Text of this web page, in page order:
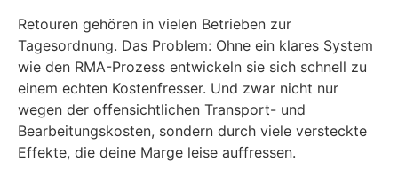
Retouren gehören in vielen Betrieben zur
Tagesordnung. Das Problem: Ohne ein klares System
wie den RMA-Prozess entwickeln sie sich schnell zu
einem echten Kostenfresser. Und zwar nicht nur
wegen der offensichtlichen Transport- und
Bearbeitungskosten, sondern durch viele versteckte
Effekte, die deine Marge leise auffressen.